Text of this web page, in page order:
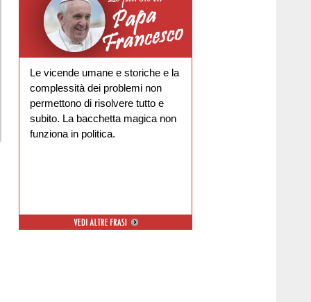
Le vicende umane e storiche e la
complessità dei problemi non
permettono di risolvere tutto e
subito. La bacchetta magica non
funziona in politica.